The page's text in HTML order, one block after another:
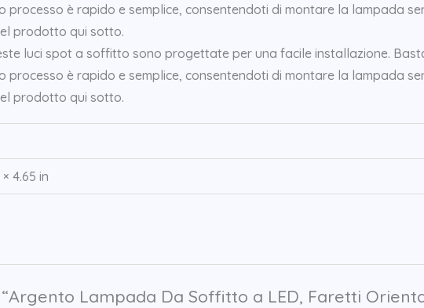
è rapido e semplice, consentendoti di montare la lampada
prodotto qui sotto.
luci spot a soffitto sono progettate per una facile installazione.
è rapido e semplice, consentendoti di montare la lampada
prodotto qui sotto.
× 4.65 in
Lampada Da Soffitto a LED, Faretti